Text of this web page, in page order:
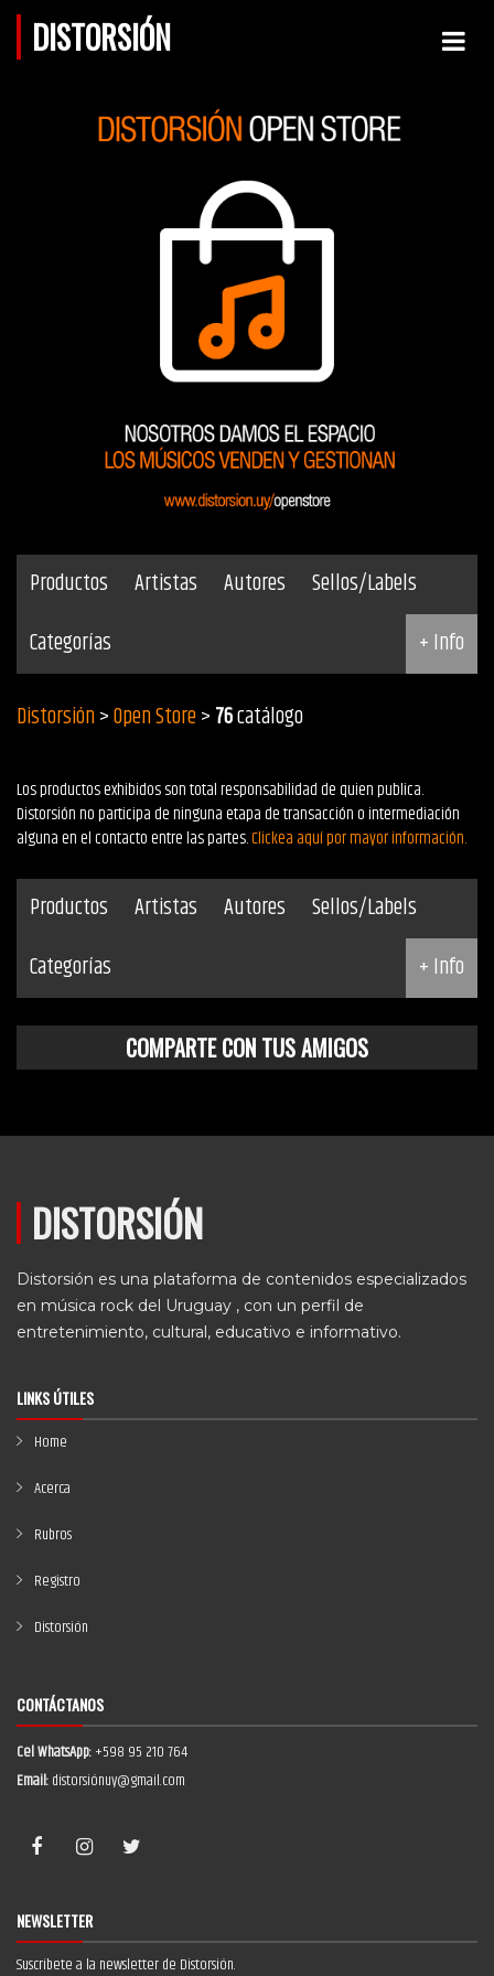
DISTORSIÓN
Productos Artistas Autores
Sellos/Labels
Categorías
+ Info
Distorsión>Open Store>76catálogo
Los productos exhibidos son total responsabilidad de quien publica.
Distorsión no participa de ninguna etapa de transacción o intermediación
alguna en el contacto entre las partes.Clickea aquí por mayor información.
Productos Artistas Autores
Sellos/Labels
Categorías
+ Info
COMPARTE CON TUS AMIGOS
DISTORSIÓN
Distorsión es una plataforma de contenidos especializados
en música rock del Uruguay , con un perfil de
entretenimiento, cultural, educativo e informativo.
LINKS ÚTILES
Home
Acerca
Rubros
Registro
Distorsión
CONTÁCTANOS
Cel WhatsApp:+598 95 210 764
Email:distorsiónuy@gmail.com
NEWSLETTER
Suscríbete a la newsletter de Distorsión.